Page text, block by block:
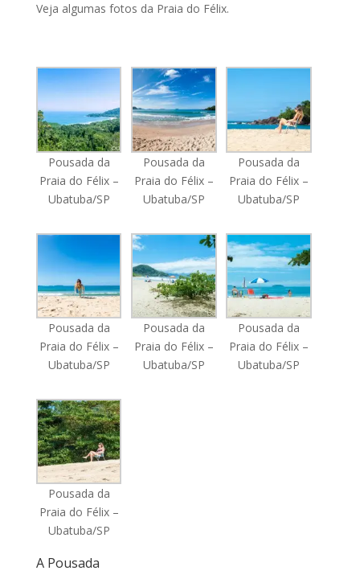
Veja algumas fotos da Praia do Félix.
Pousada da
Praia do Félix –
Ubatuba/SP
Pousada da
Praia do Félix –
Ubatuba/SP
Pousada da
Praia do Félix –
Ubatuba/SP
Pousada da
Praia do Félix –
Ubatuba/SP
Pousada da
Praia do Félix –
Ubatuba/SP
Pousada da
Praia do Félix –
Ubatuba/SP
Pousada da
Praia do Félix –
Ubatuba/SP
A Pousada